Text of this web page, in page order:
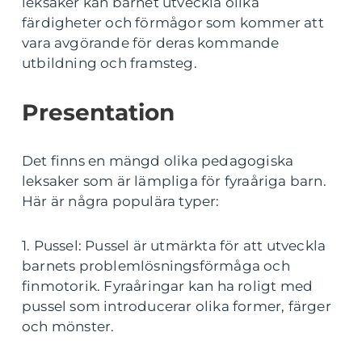
färdigheter och förmågor som kommer att
vara avgörande för deras kommande
utbildning och framsteg.
Presentation
Det finns en mängd olika pedagogiska
leksaker som är lämpliga för fyraåriga barn.
Här är några populära typer:
1. Pussel: Pussel är utmärkta för att utveckla
barnets problemlösningsförmåga och
finmotorik. Fyraåringar kan ha roligt med
pussel som introducerar olika former, färger
och mönster.